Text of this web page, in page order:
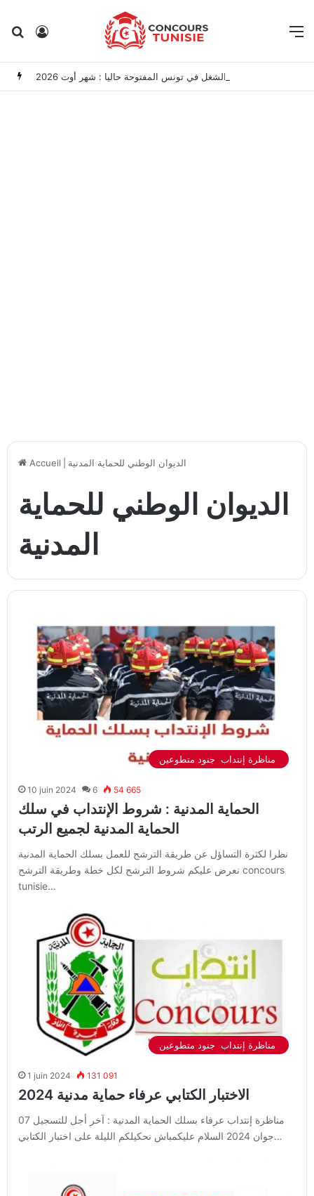
RechercherConnexion
Accueil الديوان الوطني للحماية المدنية
الديوان الوطني للحماية
المدنية
10 juin 2024 6 54 665
الحماية المدنية : شروط الإنتداب في سلك
الحماية المدنية لجميع الرتب
نظرا لكثرة التساؤل عن طريقة الترشح للعمل بسلك الحماية المدنية
نعرض عليكم شروط الترشح لكل خطة وطريقة الترشح concours
tunisie…
1 juin 2024 131 091
الاختبار الكتابي عرفاء حماية مدنية 2024
مناظرة إنتداب عرفاء بسلك الحماية المدنية : آخر أجل للتسجيل 07
جوان 2024 السلام عليكمباش نحكيلكم الليلة على اختبار الكتابي…